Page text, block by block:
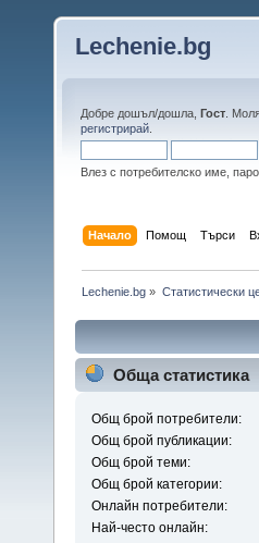
Lechenie.bg
Добре дошъл/дошла, Гост .
регистрирай
Влез с потребителско име,
Начало Помощ Търси
Lechenie.bg » Статистически
Обща статистика
Общ брой потребители:
Общ брой публикации:
Общ брой теми:
Общ брой категории:
Онлайн потребители:
Най-често онлайн: